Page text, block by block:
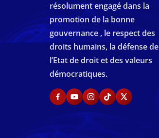
résolument engagé dans la
promotion de la bonne
gouvernance , le respect des
droits humains, la défense de
l’Etat de droit et des valeurs
démocratiques.